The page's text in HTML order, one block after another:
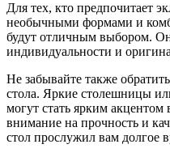
Для тех, кто предпочитает
необычными формами и
будут отличным выбором.
индивидуальности и
Не забывайте также
стола. Яркие столешницы
могут стать ярким акцентом
внимание на прочность и
стол прослужил вам долгое